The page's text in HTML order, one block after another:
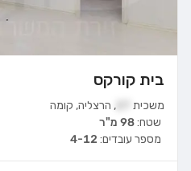
בית קורקס
משכית , הרצליה, קומה
שטח:98 מ"ר
מספר עובדים: 4-12